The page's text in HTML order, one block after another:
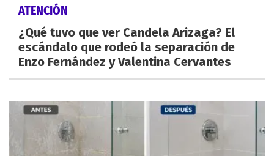
ATENCIÓN
¿Qué tuvo que ver Candela Arizaga? El
escándalo que rodeó la separación de
Enzo Fernández y Valentina Cervantes